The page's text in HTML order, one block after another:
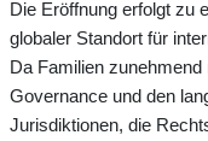
Die Eröffnung erfolgt zu
globaler Standort für
Da Familien
Governance und den
Jurisdiktionen, die